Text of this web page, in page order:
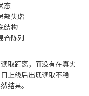
态
部失谐
结构
合陈列
取距离，而没有在真实
上线后出现读取不稳
结果。